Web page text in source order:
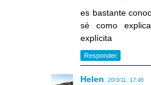
es bastante
sé como
explícita
Responder
Helen 20/3/11, 17:46